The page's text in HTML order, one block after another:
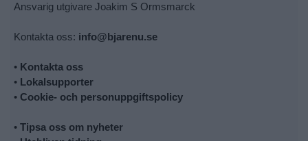
Ansvarig utgivare Joakim S Ormsmarck
Kontakta oss: info@bjarenu.se
• Kontakta oss
• Lokalsupporter
• Cookie- och personuppgiftspolicy
• Tipsa oss om nyheter